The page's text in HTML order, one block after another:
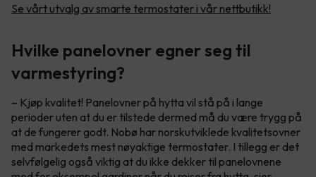
Se vårt utvalg av smarte termostater i vår nettbutikk!
Hvilke panelovner egner seg til
varmestyring?
– Kjøp kvalitet! Panelovner på hytta vil stå på i lange
perioder uten at du er tilstede dermed må du være trygg på
at de fungerer godt. Nobø har norskutviklede kvalitetsovner
med markedets mest nøyaktige termostater. I tillegg er det
selvfølgelig også viktig at du ikke dekker til panelovnene